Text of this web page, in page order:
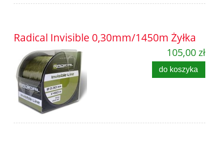
Radical Invisible 0,30mm/1450m Żyłka
105,00 zł
do koszyka